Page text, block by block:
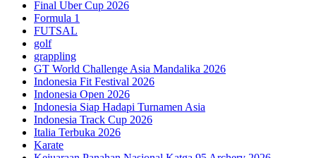
Final Uber Cup 2026
Formula 1
FUTSAL
golf
grappling
GT World Challenge Asia Mandalika 2026
Indonesia Fit Festival 2026
Indonesia Open 2026
Indonesia Siap Hadapi Turnamen Asia
Indonesia Track Cup 2026
Italia Terbuka 2026
Karate